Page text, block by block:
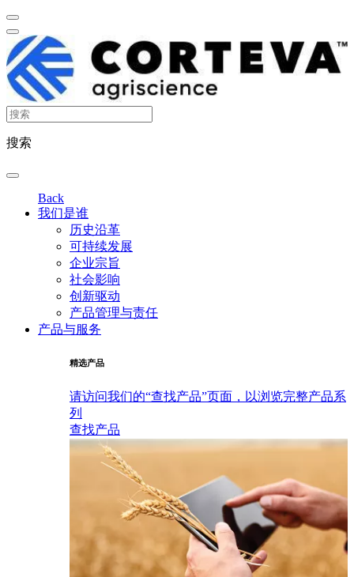
搜索
Back
我们是谁
历史沿革
可持续发展
企业宗旨
社会影响
创新驱动
产品管理与责任
产品与服务
精选产品
请访问我们的“查找产品”页面，以浏览完整产品系
列
查找产品